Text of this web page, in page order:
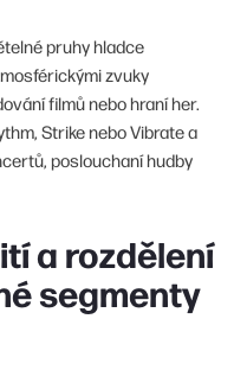
pruhy hladce
zvuky
filmů nebo hraní her.
Strike nebo Vibrate a
poslouchaní hudby
a rozdělení
segmenty